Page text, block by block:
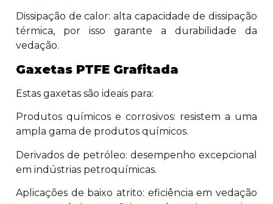
Dissipação de calor: alta capacidade de dissipação
térmica, por isso garante a durabilidade da
vedação.
Gaxetas PTFE Grafitada
Estas gaxetas são ideais para:
Produtos químicos e corrosivos: resistem a uma
ampla gama de produtos químicos.
Derivados de petróleo: desempenho excepcional
em indústrias petroquímicas.
Aplicações de baixo atrito: eficiência em vedação